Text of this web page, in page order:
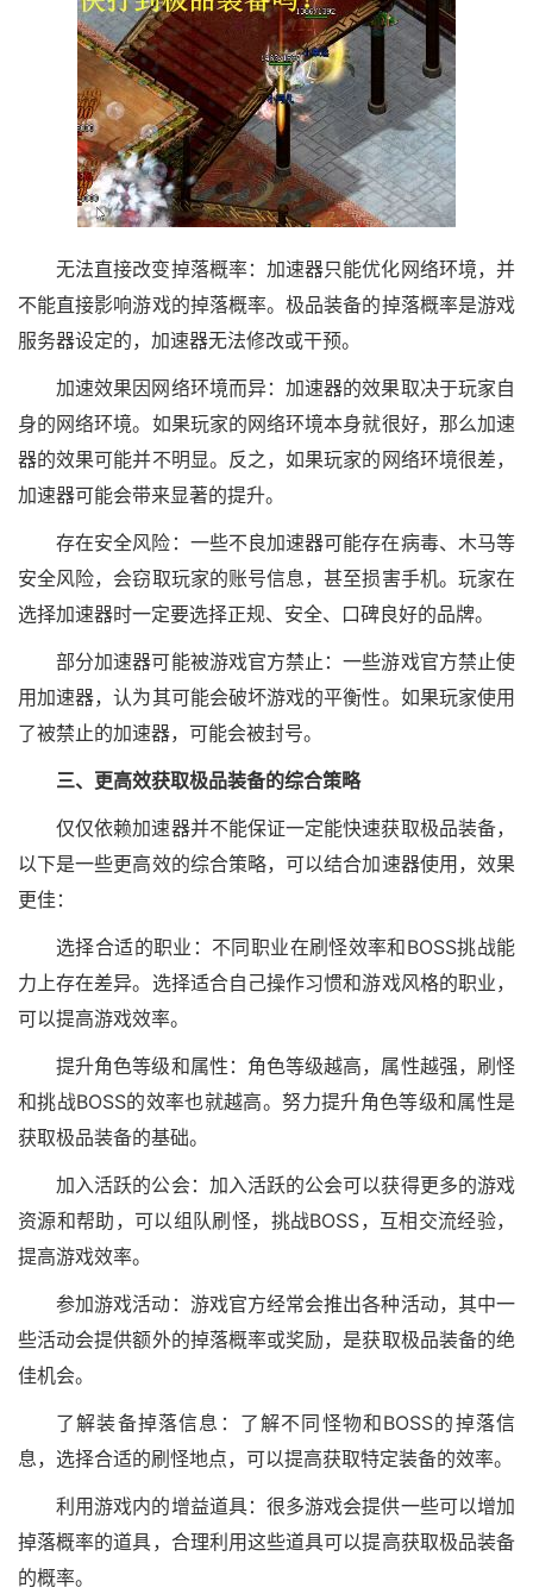
无法直接改变掉落概率：加速器只能优化网络环境，并
不能直接影响游戏的掉落概率。极品装备的掉落概率是游戏
服务器设定的，加速器无法修改或干预。
加速效果因网络环境而异：加速器的效果取决于玩家自
身的网络环境。如果玩家的网络环境本身就很好，那么加速
器的效果可能并不明显。反之，如果玩家的网络环境很差，
加速器可能会带来显著的提升。
存在安全风险：一些不良加速器可能存在病毒、木马等
安全风险，会窃取玩家的账号信息，甚至损害手机。玩家在
选择加速器时一定要选择正规、安全、口碑良好的品牌。
部分加速器可能被游戏官方禁止：一些游戏官方禁止使
用加速器，认为其可能会破坏游戏的平衡性。如果玩家使用
了被禁止的加速器，可能会被封号。
三、更高效获取极品装备的综合策略
仅仅依赖加速器并不能保证一定能快速获取极品装备，
以下是一些更高效的综合策略，可以结合加速器使用，效果
更佳：
选择合适的职业：不同职业在刷怪效率和BOSS挑战能
力上存在差异。选择适合自己操作习惯和游戏风格的职业，
可以提高游戏效率。
提升角色等级和属性：角色等级越高，属性越强，刷怪
和挑战BOSS的效率也就越高。努力提升角色等级和属性是
获取极品装备的基础。
加入活跃的公会：加入活跃的公会可以获得更多的游戏
资源和帮助，可以组队刷怪，挑战BOSS，互相交流经验，
提高游戏效率。
参加游戏活动：游戏官方经常会推出各种活动，其中一
些活动会提供额外的掉落概率或奖励，是获取极品装备的绝
佳机会。
了解装备掉落信息：了解不同怪物和BOSS的掉落信
息，选择合适的刷怪地点，可以提高获取特定装备的效率。
利用游戏内的增益道具：很多游戏会提供一些可以增加
掉落概率的道具，合理利用这些道具可以提高获取极品装备
的概率。